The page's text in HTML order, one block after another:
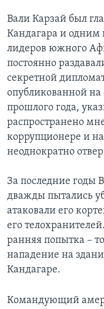
Вали Карзай был
Кандагара и одним
лидеров южного
постоянно
секретной
опубликованной на
прошлого года,
распространено
коррупционере и
неоднократно
За последние годы
дважды пытались
атаковали его
его
ранняя попытка –
нападение на
Кандагаре.
Командующий